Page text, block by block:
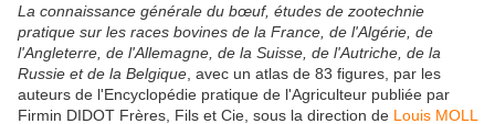
La connaissance générale du bœuf, études de zootechnie
pratique sur les races bovines de la France, de l'Algérie, de
l'Angleterre, de l'Allemagne, de la Suisse, de l'Autriche, de la
Russie et de la Belgique , avec un atlas de 83 figures, par les
auteurs de l'Encyclopédie pratique de l'Agriculteur publiée par
Firmin DIDOT Frères, Fils et Cie, sous la direction de Louis MOLL